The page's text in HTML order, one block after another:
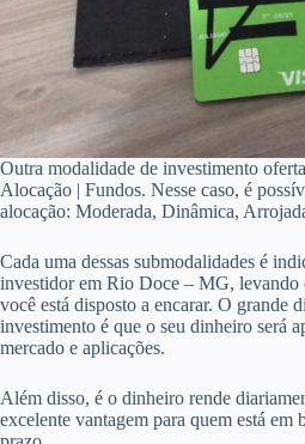
Outra modalidade de investimento
Alocação | Fundos. Nesse caso, é
alocação: Moderada, Dinâmica,
Cada uma dessas submodalidades é
investidor em Rio Doce – MG, levando
você está disposto a encarar. O grande
investimento é que o seu dinheiro será
mercado e aplicações.
Além disso, é o dinheiro rende
excelente vantagem para quem está em